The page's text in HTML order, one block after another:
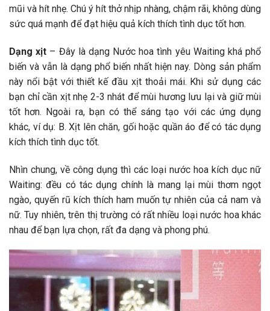
mũi và hít nhẹ. Chú ý hít thở nhịp nhàng, chậm rãi, không dùng
sức quá mạnh để đạt hiệu quả kích thích tình dục tốt hơn.
Dạng xịt – Đây là dạng Nước hoa tình yêu Waiting khá phổ
biến và vẫn là dạng phổ biến nhất hiện nay. Dòng sản phẩm
này nổi bật với thiết kế đầu xịt thoải mái. Khi sử dụng các
bạn chỉ cần xịt nhẹ 2-3 nhát để mùi hương lưu lại và giữ mùi
tốt hơn. Ngoài ra, bạn có thể sáng tạo với các ứng dụng
khác, ví dụ: B. Xịt lên chăn, gối hoặc quần áo để có tác dụng
kích thích tình dục tốt.
Nhìn chung, về công dụng thì các loại nước hoa kích dục nữ
Waiting: đều có tác dụng chính là mang lại mùi thơm ngọt
ngào, quyến rũ kích thích ham muốn tự nhiên của cả nam và
nữ. Tuy nhiên, trên thị trường có rất nhiều loại nước hoa khác
nhau để bạn lựa chọn, rất đa dạng và phong phú.